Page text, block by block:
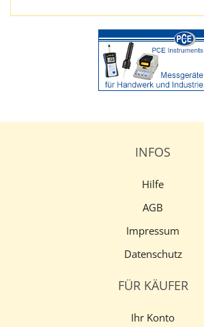
INFOS
Hilfe
AGB
Impressum
Datenschutz
FÜR KÄUFER
Ihr Konto